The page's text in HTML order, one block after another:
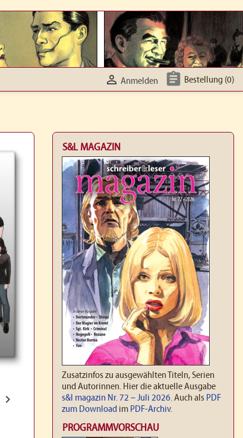
 Anmelden  Bestellung (0)

S&L MAGAZIN
Zusatzinfos zu ausgewählten Titeln, Serien
und Autorinnen. Hier die aktuelle Ausgabe
s&l magazin Nr. 72 – Juli 2026. Auch als PDF
zum Download im PDF-Archiv.
PROGRAMMVORSCHAU